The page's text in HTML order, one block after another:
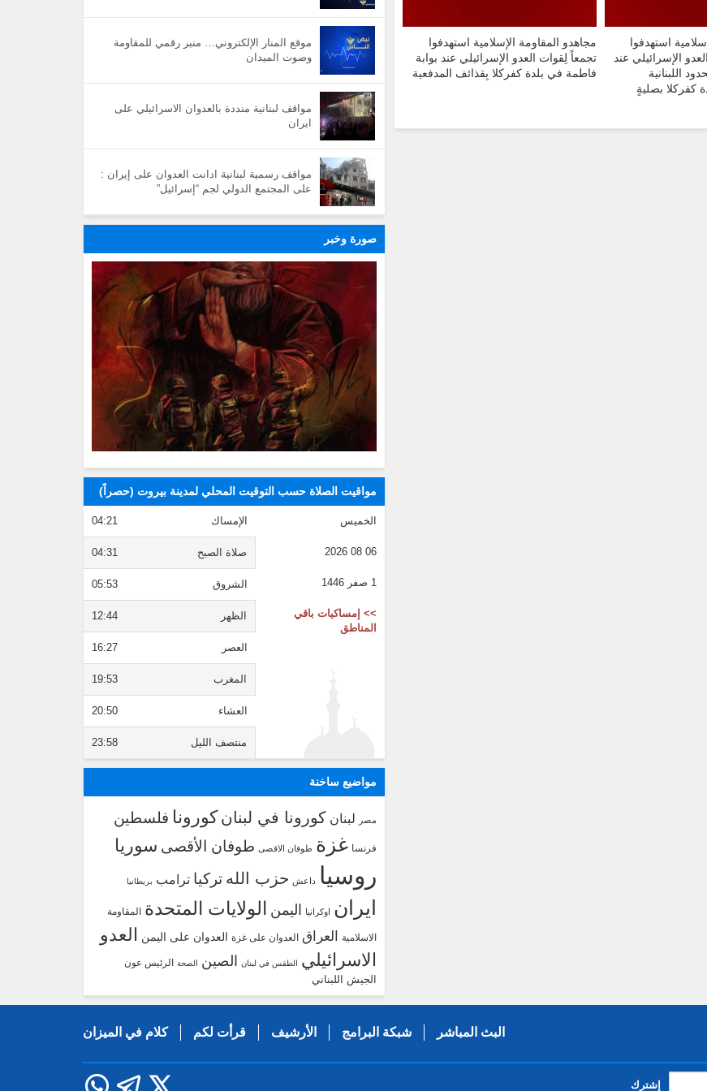
استهدفوا
الإسرائيلي عند
اللبنانية
كفركلا بصليةٍ
مجاهدو المقاومة الإسلامية استهدفوا
تجمعاً لِقوات العدو الإسرائيلي عند بوابة
فاطمة في بلدة كفركلا بِقذائف المدفعية
موقع المنار الإلكتروني… منبر رقمي للمقاومة
وصوت الميدان
مواقف لبنانية منددة بالعدوان الاسرائيلي على
ايران
مواقف رسمية لبنانية ادانت العدوان على إيران :
على المجتمع الدولي لجم “إسرائيل”
صورة وخبر
مواقيت الصلاة حسب التوقيت المحلي لمدينة بيروت (حصراً)
الخميس
06 08 2026
1 صفر 1446
>> إمساكيات باقي
المناطق
الإمساك 04:21
صلاة الصبح 04:31
الشروق 05:53
الظهر 12:44
العصر 16:27
المغرب 19:53
العشاء 20:50
منتصف الليل 23:58
مواضيع ساخنة
مصر لبنان كورونا في لبنان كورونا فلسطين
فرنسا غزة طوفان الاقصى طوفان الأقصى سوريا
روسيا داعش حزب الله تركيا ترامب بريطانيا
ايران اوكرانيا اليمن الولايات المتحدة المقاومة
الاسلامية العراق العدوان على غزة العدوان على اليمن العدو
الاسرائيلي الطقس في لبنان الصين الصحة الرئيس عون
الجيش اللبناني
البث المباشر شبكة البرامج الأرشيف قرأت لكم كلام في الميزان
إشترك